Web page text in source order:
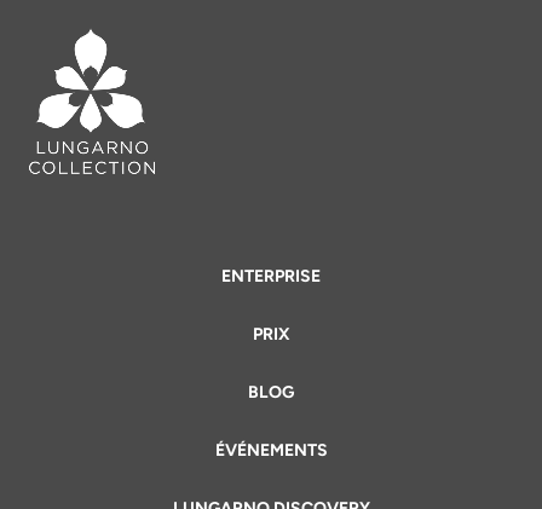
ENTERPRISE
PRIX
BLOG
ÉVÉNEMENTS